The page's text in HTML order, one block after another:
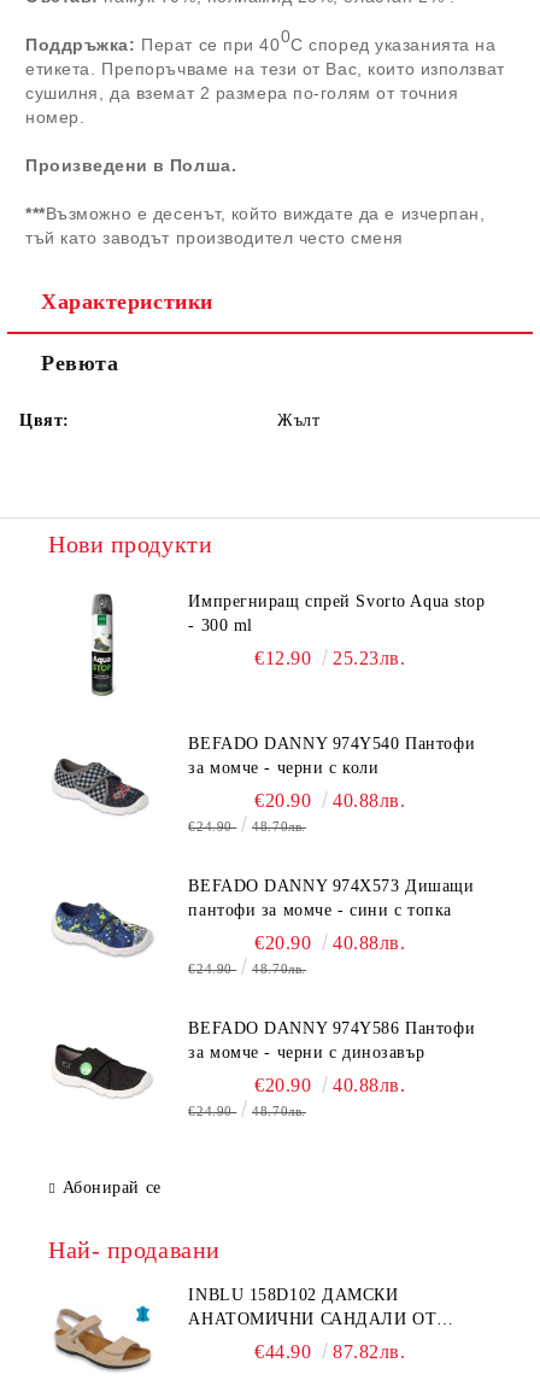
Поддръжка: Перат се при 400С според указанията на
етикета. Препоръчваме на тези от Вас, които използват
сушилня, да вземат 2 размера по-голям от точния
номер.
Произведени в Полша.
***Възможно е десенът, който виждате да е изчерпан,
тъй като заводът производител често сменя
Характеристики
Ревюта
Цвят: Жълт
Нови продукти
Импрегниращ спрей Svorto Aqua stop
- 300 ml
€12.90 25.23лв.
BEFADO DANNY 974Y540 Пантофи
за момче - черни с коли
€20.90 40.88лв.
€24.90 48.70лв.
BEFADO DANNY 974X573 Дишащи
пантофи за момче - сини с топка
€20.90 40.88лв.
€24.90 48.70лв.
BEFADO DANNY 974Y586 Пантофи
за момче - черни с динозавър
€20.90 40.88лв.
€24.90 48.70лв.
Абонирай се
Най- продавани
INBLU 158D102 ДАМСКИ
АНАТОМИЧНИ САНДАЛИ ОТ
ЕСТЕСТВЕНА КОЖА, БЕЖОВИ
€44.90 87.82лв.